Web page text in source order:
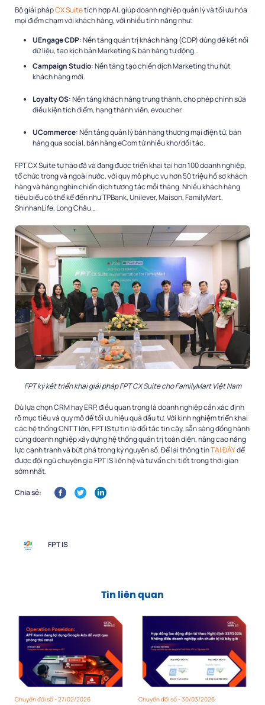
Bộ giải phápCX Suitetích hợp AI, giúp doanh nghiệp quản lý và tối ưu hóa
mọi điểm chạm với khách hàng, với nhiều tính năng như:
UEngage CDP: Nền tảng quản trị khách hàng (CDP) dùng để kết nối
dữ liệu, tạo kịch bản Marketing & bán hàng tự động…
Campaign Studio: Nền tảng tạo chiến dịch Marketing thu hút
khách hàng mới.
Loyalty OS: Nền tảng khách hàng trung thành, cho phép chỉnh sửa
điều kiện tích điểm, hạng thành viên, evoucher.
UCommerce: Nền tảng quản lý bán hàng thương mại điện tử, bán
hàng qua social, bán hàng eCom từ nhiều kho/đối tác.
FPT CX Suite tự hào đã và đang được triển khai tại hơn 100 doanh nghiệp,
tổ chức trong và ngoài nước, với quy mô phục vụ hơn 50 triệu hồ sơ khách
hàng và hàng nghìn chiến dịch tương tác mỗi tháng. Nhiều khách hàng
tiêu biểu có thể kể đến như TPBank, Unilever, Maison, FamilyMart,
ShinhanLife, Long Châu…
FPT ký kết triển khai giải pháp FPT CX Suite cho FamilyMart Việt Nam
Dù lựa chọn CRM hay ERP, điều quan trọng là doanh nghiệp cần xác định
rõ mục tiêu và quy mô để tối ưu hiệu quả đầu tư. Với kinh nghiệm triển khai
các hệ thống CNTT lớn, FPT IS tự tin là đối tác tin cậy, sẵn sàng đồng hành
cùng doanh nghiệp xây dựng hệ thống quản trị toàn diện, nâng cao năng
lực cạnh tranh và bứt phá trong kỷ nguyên số. Để lại thông tinTẠI ĐÂYđể
được đội ngũ chuyên gia FPT IS liên hệ và tư vấn chi tiết trong thời gian
sớm nhất.
Chia sẻ:
FPT IS
Tin liên quan
Chuyển đổi số - 27/02/2026 Chuyển đổi số - 30/03/2026